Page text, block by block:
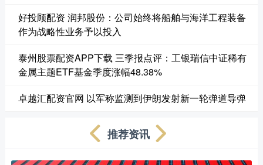
好投顾配资 润邦股份：公司始终将船舶与海洋工程装备
作为战略性业务予以投入
泰州股票配资APP下载 三季报点评：工银瑞信中证稀有
金属主题ETF基金季度涨幅48.38%
卓越汇配资官网 以军称监测到伊朗发射新一轮弹道导弹
推荐资讯